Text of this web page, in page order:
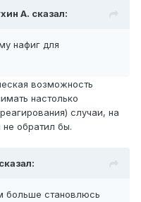
А. сказал:
нафиг для
возможность
настолько
случаи, на
не обратил бы.
сказал:
больше становлюсь